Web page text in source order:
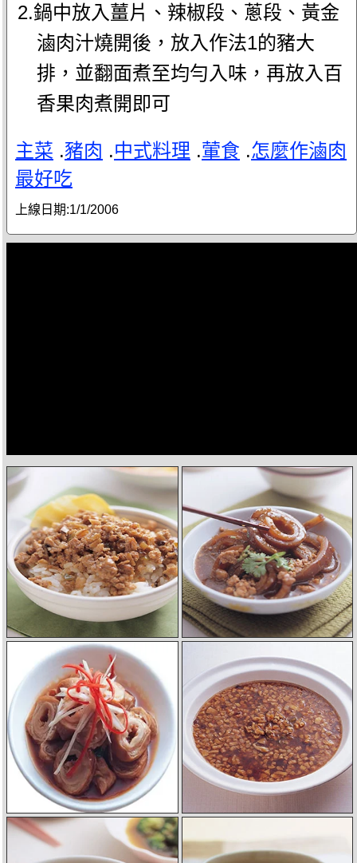
2.鍋中放入薑片、辣椒段、蔥段、黃金
滷肉汁燒開後，放入作法1的豬大
排，並翻面煮至均勻入味，再放入百
香果肉煮開即可
主菜 .豬肉 .中式料理 .葷食 .怎麼作滷肉
最好吃
上線日期:1/1/2006